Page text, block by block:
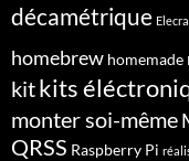
décamétrique
homebrew homemade
kitkits
monter soi-même
QRSS Raspberry Pi